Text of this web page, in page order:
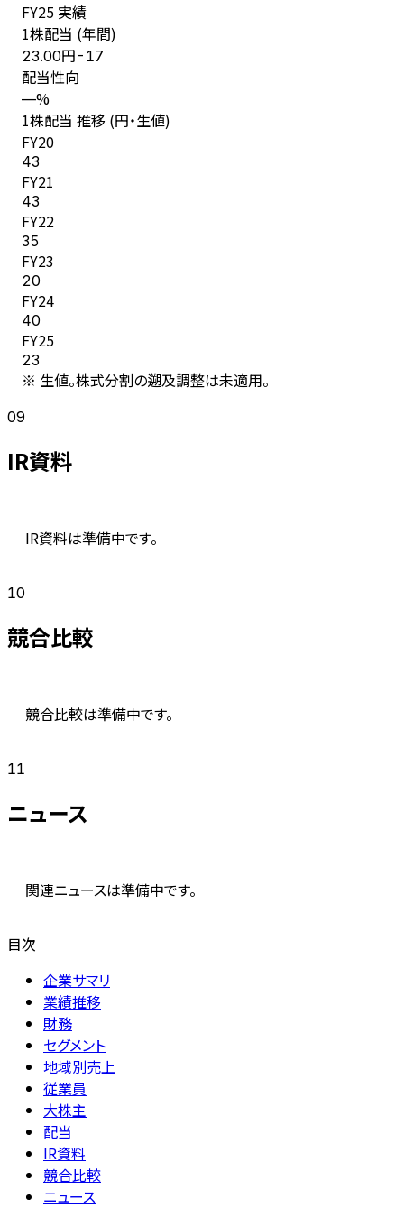
FY25 実績
1株配当 (年間)
23.00円 -17
配当性向
—%
1株配当 推移 (円・生値)
FY20
43
FY21
43
FY22
35
FY23
20
FY24
40
FY25
23
※ 生値。株式分割の遡及調整は未適用。
09
IR資料
IR資料は準備中です。
10
競合比較
競合比較は準備中です。
11
ニュース
関連ニュースは準備中です。
目次
企業サマリ
業績推移
財務
セグメント
地域別売上
従業員
大株主
配当
IR資料
競合比較
ニュース